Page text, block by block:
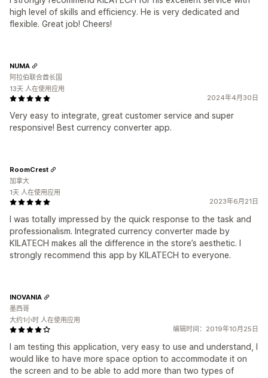
high level of skills and efficiency. He is very dedicated and
flexible. Great job! Cheers!
2024年4月30日
Very easy to integrate, great customer service and super
responsive! Best currency converter app.
NUMA
阿拉伯联合酋长国
13天 人在使用应用
2023年6月21日
I was totally impressed by the quick response to the task and
professionalism. Integrated currency converter made by
KILATECH makes all the difference in the store’s aesthetic. I
strongly recommend this app by KILATECH to everyone.
RoomCrest
加拿大
1天 人在使用应用
编辑时间：2019年10月25日
I am testing this application, very easy to use and understand, I
would like to have more space option to accommodate it on
the screen and to be able to add more than two types of
INOVANIA
墨西哥
大约1小时 人在使用应用